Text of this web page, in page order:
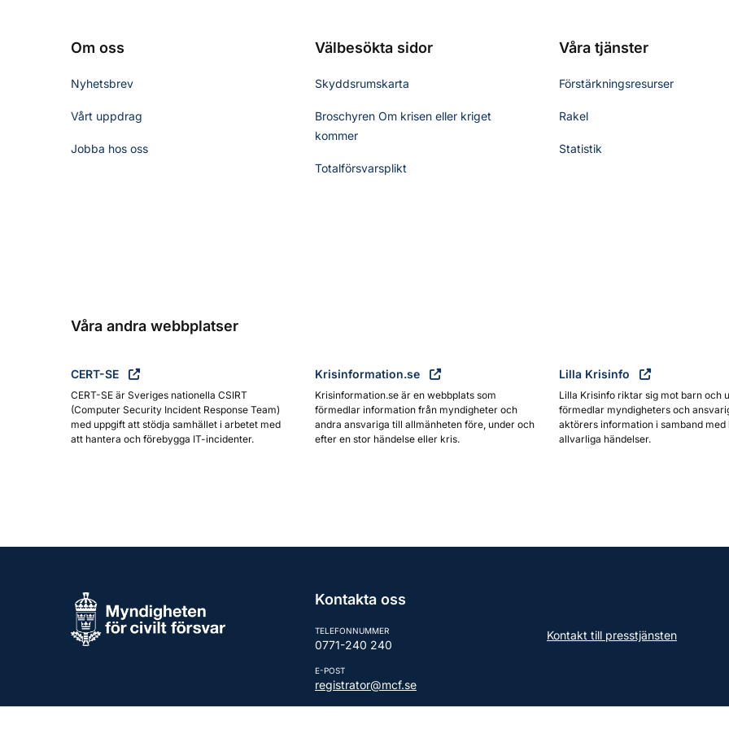
Om oss
Nyhetsbrev
Vårt uppdrag
Jobba hos oss
Välbesökta sidor
Skyddsrumskarta
Broschyren Om krisen eller kriget
kommer
Totalförsvarsplikt
Våra tjänster
Förstärkningsresurser
Rakel
Statistik
Våra andra webbplatser
CERT-SE
CERT-SE är Sveriges nationella CSIRT
(Computer Security Incident Response Team)
med uppgift att stödja samhället i arbetet med
att hantera och förebygga IT-incidenter.
Krisinformation.se
Krisinformation.se är en webbplats som
förmedlar information från myndigheter och
andra ansvariga till allmänheten före, under och
efter en stor händelse eller kris.
Lilla Krisinfo
Lilla Krisinfo riktar sig mot barn och
förmedlar myndigheters och
aktörers information i samband
allvarliga händelser.
Kontakta oss
TELEFONNUMMER
0771-240 240
E-POST
registrator@mcf.se
Kontakt till presstjänsten